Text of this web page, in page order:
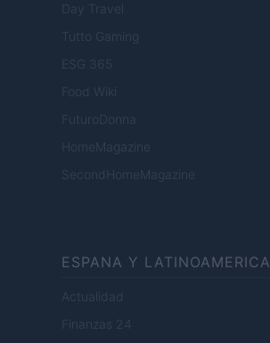
Day Travel
Tutto Gaming
ESG 365
Food Wiki
FuturoDonna
HomeMagazine
SecondHomeMagazine
ESPANA Y LATINOAMERICA
Actualidad
Finanzas 24